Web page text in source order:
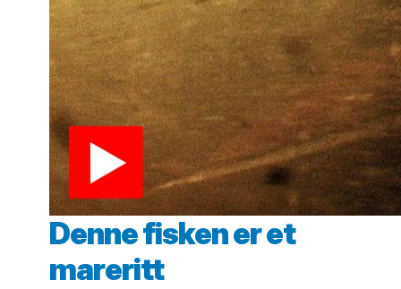
Denne fisken er et
mareritt